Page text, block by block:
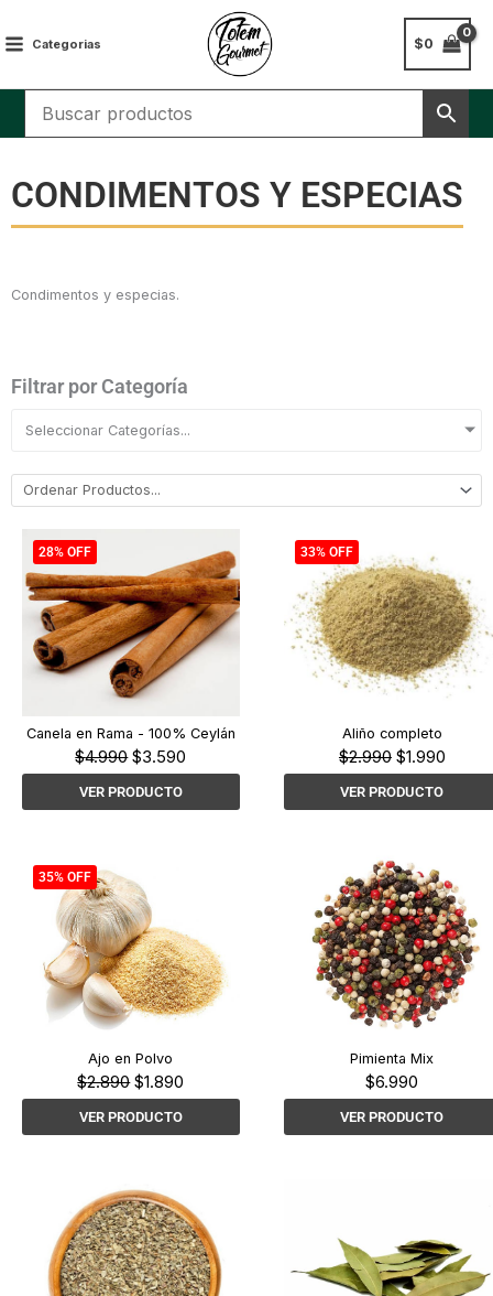
al
contenido
Categorias $0
CONDIMENTOS Y ESPECIAS
Condimentos y especias.
Filtrar por Categoría
Seleccionar Categorías...
28% OFF
Canela en Rama - 100% Ceylán
$4.990El
precio
original
$3.590
precio
VER PRODUCTO
33% OFF
Aliño completo
$2.990 El
precio
original
$1.990El
precio
VER PRODUCTO
35% OFF
Ajo en Polvo
$2.890El
precio
original
$1.890
precio
VER PRODUCTO
Pimienta Mix
$6.990
VER PRODUCTO